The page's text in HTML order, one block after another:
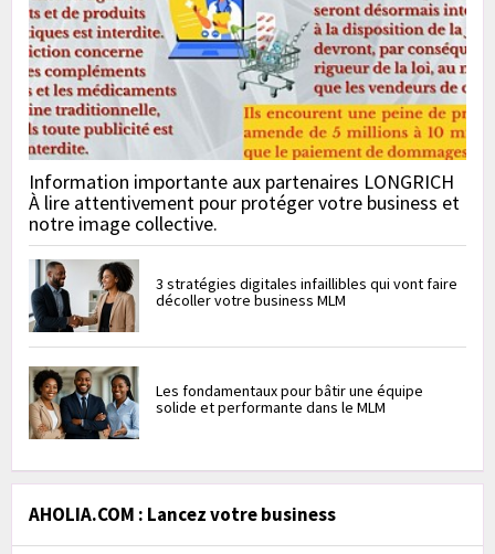
Information importante aux partenaires LONGRICH
À lire attentivement pour protéger votre business et
notre image collective.
3 stratégies digitales infaillibles qui vont faire
décoller votre business MLM
Les fondamentaux pour bâtir une équipe
solide et performante dans le MLM
AHOLIA.COM : Lancez votre business